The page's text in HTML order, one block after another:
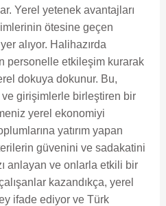
Yerel yetenek avantajları
ötesine geçen
alıyor. Halihazırda
personelle etkileşim kurarak
dokuya dokunur. Bu,
ve girişimlerle birleştiren bir
yerel ekonomiyi
yatırım yapan
güvenini ve sadakatini
anlayan ve onlarla etkili bir
kazandıkça, yerel
ifade ediyor ve Türk